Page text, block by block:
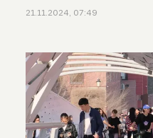
21.11.2024, 07:49